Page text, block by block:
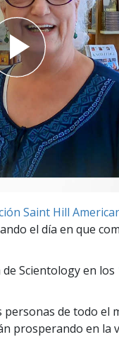
Saint Hill
el día en que
Scientology en los
personas de todo el
prosperando en la